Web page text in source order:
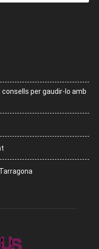
consells per gaudir-lo amb